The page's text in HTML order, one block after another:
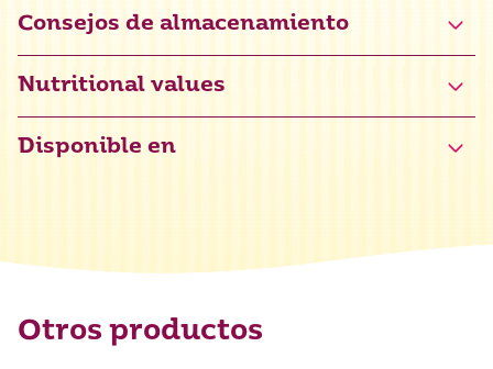
Consejos de almacenamiento
Nutritional values
Hidratos de carbono
Proteínas
Disponible en
Otros productos